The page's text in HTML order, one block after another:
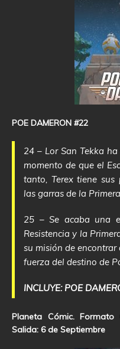
POE DAMERON #22
24 – Lor San Tekka
momento de que el
tanto, Terex tiene sus
las garras de la
25 – Se acaba una
Resistencia y la
su misión de encontrar
fuerza del destino de
INCLUYE: POE
Planeta Cómic.
Salida: 6 de Septiembre